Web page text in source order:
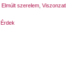
Elmúlt szerelem
Érdek